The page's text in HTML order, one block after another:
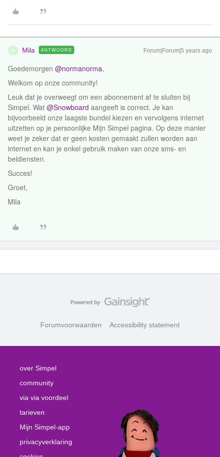
M Mila ANTWOORD Forum|Forum|5 years ago
Goedemorgen @normanorma,
Welkom op onze community!
Leuk dat je overweegt om een abonnement af te sluiten bij
Simpel. Wat @Snowboard aangeeft is correct. Je kan
bijvoorbeeld onze laagste bundel kiezen en vervolgens internet
uitzetten op je persoonlijke Mijn Simpel pagina. Op deze manier
weet je zeker dat er geen kosten gemaakt zullen worden aan
internet en kan je enkel gebruik maken van onze sms- en
beldiensten.
Succes!
Groet,
Mila
Forumvoorwaarden Accessibility statement
over Simpel
community
via via voordeel
tarieven
Mijn Simpel-app
privacyverklaring